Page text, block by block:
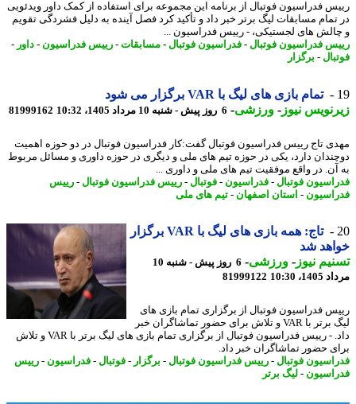
فدراسیون فوتبال از برنامه این مجموعه برای استفاده از کمک داور ویدئویی
مسابقات لیگ برتر خبر داد و تأکید کرد فصل آینده به دلیل فشردگی تقویم
های لجستیکی، - رییس فدراسیون ...
فدراسیون فوتبال-فدراسیون فوتبال-مسابقات-رییس فدراسیون-داور -
-برگزار
تمام بازی های لیگ با VAR برگزار می شود
نیوز-ورزشی-6 روز پیش - شنبه 10 مرداد 1405، 10:32 81999162
تاج رییس فدراسیون فوتبال گفت:کار فدراسیون فوتبال در دو حوزه اهمیت
دارد، یکی در حوزه تیم های ملی و دیگری در حوزه داوری و مسائل مربوط
در واقع موفقیت تیم های ملی و داوری ...
فوتبال-فدراسیون-فوتبال-رییس فدراسیون فوتبال-رییس
-استان اصفهان-تیم های ملی
تاج: همه بازی های لیگ با VAR برگزار
شد
نیوز-ورزشی-
6 روز پیش - شنبه 10
10:30
81999122
فدراسیون فوتبال از برگزاری تمام بازی های
لیگ برتر با VAR و تلاش برای حضور تماشاگران خبر
داد. - رییس فدراسیون فوتبال از برگزاری تمام بازی های لیگ برتر با VAR و تلاش
حضور تماشاگران خبر داد.
فوتبال-رییس فدراسیون فوتبال-برگزار - فوتبال-فدراسیون-رییس
-لیگ برتر